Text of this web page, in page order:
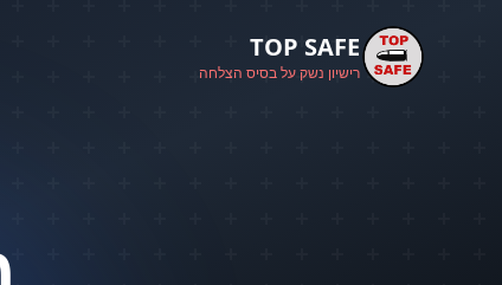
TOP SAFE
רישיון נשק על בסיס הצלחה